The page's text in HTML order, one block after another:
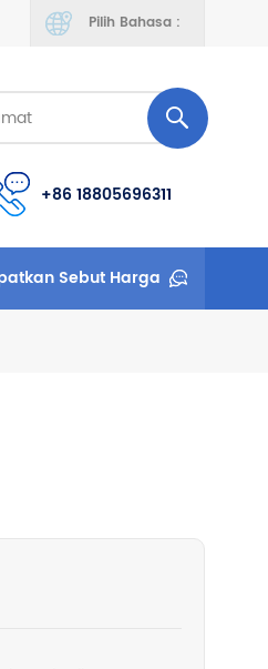
Pilih Bahasa :
+86 18805696311
Sebut Harga